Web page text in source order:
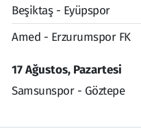
Beşiktaş - Eyüpspor
Amed - Erzurumspor FK
17 Ağustos, Pazartesi
Samsunspor - Göztepe